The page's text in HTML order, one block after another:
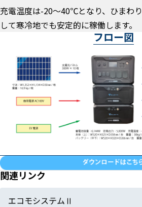
充電温度は-20～40℃となり、ひまわ
して寒冷地でも安定的に稼働します。
フロー図
関連リンク
エコモシステムⅡ